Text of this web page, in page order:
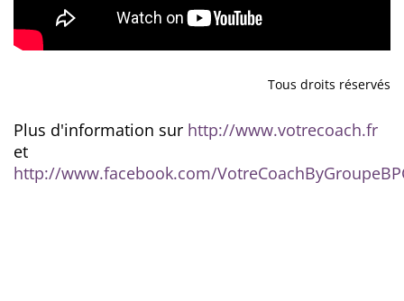
Tous droits réservés
Plus d'information sur http://www.votrecoach.fr
et
http://www.facebook.com/